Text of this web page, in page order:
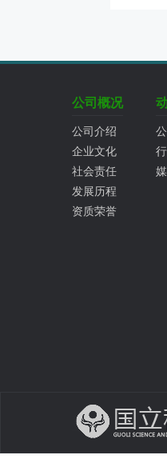
公司概况
公司介绍
企业文化
社会责任
发展历程
资质荣誉